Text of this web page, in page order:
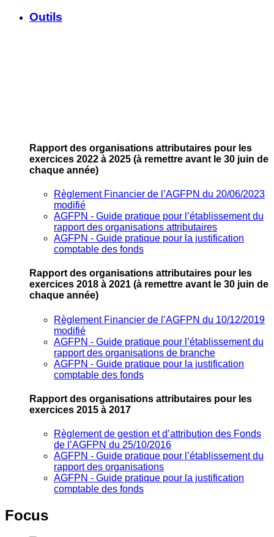
Outils
Rapport des organisations attributaires pour les
exercices 2022 à 2025 (à remettre avant le 30 juin de
chaque année)
Règlement Financier de l’AGFPN du 20/06/2023
modifié
AGFPN ‐ Guide pratique pour l’établissement du
rapport des organisations attributaires
AGFPN ‐ Guide pratique pour la justification
comptable des fonds
Rapport des organisations attributaires pour les
exercices 2018 à 2021 (à remettre avant le 30 juin de
chaque année)
Règlement Financier de l’AGFPN du 10/12/2019
modifié
AGFPN ‐ Guide pratique pour l’établissement du
rapport des organisations de branche
AGFPN ‐ Guide pratique pour la justification
comptable des fonds
Rapport des organisations attributaires pour les
exercices 2015 à 2017
Règlement de gestion et d’attribution des Fonds
de l’AGFPN du 25/10/2016
AGFPN ‐ Guide pratique pour l’établissement du
rapport des organisations
AGFPN ‐ Guide pratique pour la justification
comptable des fonds
Focus